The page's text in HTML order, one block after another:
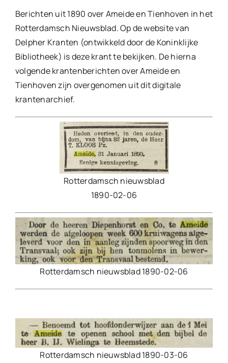
Berichten uit 1890 over Ameide en Tienhoven in het
Rotterdamsch Nieuwsblad. Op de website van
Delpher Kranten (ontwikkeld door de Koninklijke
Bibliotheek) is deze krant te bekijken. De hierna
volgende krantenberichten over Ameide en
Tienhoven zijn overgenomen uit dit digitale
krantenarchief.
Rotterdamsch nieuwsblad
1890-02-06
Rotterdamsch nieuwsblad 1890-02-06
Rotterdamsch nieuwsblad 1890-03-06